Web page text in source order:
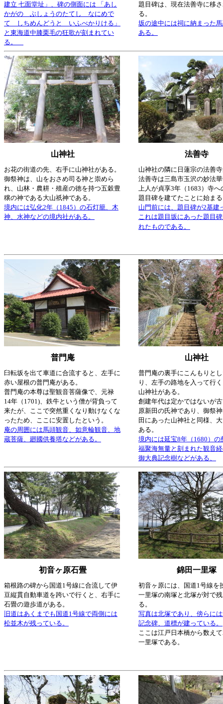
建立 七面堂址」、碑の側面には 「あし
かがの ぶしょうのたてし なにめで
て しちめんどうと いふべかりける」
と東海道中膝栗毛の狂歌が刻まれてい
る。
題目碑は、現在法善寺に移
る。
坂の途中には祠に納まった
ある。
山神社 法善寺
お花の街道の先、右手に山神社がある。
御祭神は、山をおさめ司る神と崇めら
れ、山林・農耕・殖産の徳を持つ五穀豊
穣の神である大山祇神である。
境内には弘化2年（1845）の石灯籠、木
神、水神などの境内社がある。
山神社の隣に日蓮宗の法善
法善寺は三島市玉沢の妙法
上人が貞享3年（1683）寺へ
題目碑を建てたことに始ま
山門前には、題目碑が2基建
これは題目坂にあった題目
れたものである。
普門庵 山神社
臼転坂を出て車道に合流すると、左手に
赤い屋根の普門庵がある。
普門庵の本尊は聖観音菩薩像で、元禄
14年（1701)、鉄牛という僧が背負って
来たが、ここで突然重くなり動けなくな
ったため、ここに安置したという。
庵の周囲には馬頭観音、如意輪観音、地
蔵菩薩、廻國供養塔などがある。
普門庵の裏手にこんもりと
り、左手の路地を入って行
山神社がある。
創建年代は定かではないが
原新田の氏神であり、御祭
田にあった山神社と同様、
ある。
境内には延宝8年（1680）の
福聚海無量と刻まれた観音
御大典記念樹などがある、
初音ヶ原石畳 錦田一里塚
箱根路の碑から国道1号線に合流して伊
豆縦貫自動車道を跨いで行くと、右手に
石畳の遊歩道がある。
旧道はあくまでも国道1号線で両側には
松並木が残っている。
初音ヶ原には、国道1号線を
一里塚の南塚と北塚が対で
る。
写真は北塚であり、傍らに
記念碑、道標が建っている。
ここは江戸日本橋から数え
一里塚である。